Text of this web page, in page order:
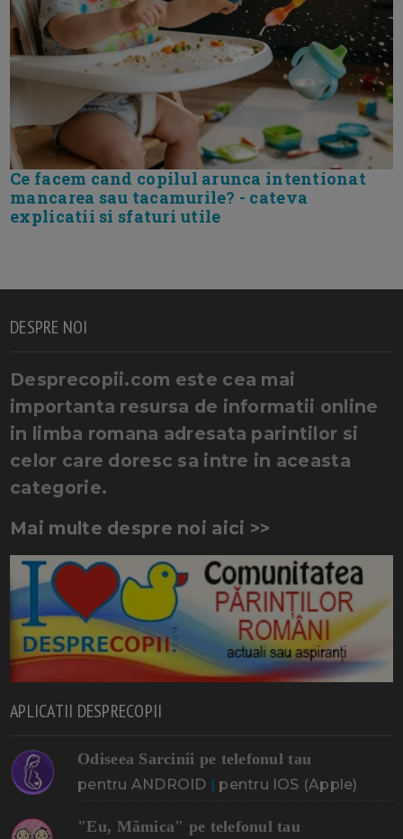
Ce facem cand copilul arunca intentionat
mancarea sau tacamurile? - cateva
explicatii si sfaturi utile
DESPRE NOI
Desprecopii.com este cea mai
importanta resursa de informatii online
in limba romana adresata parintilor si
celor care doresc sa intre in aceasta
categorie.
Mai multe despre noi aici >>
APLICATII DESPRECOPII
Odiseea Sarcinii pe telefonul tau
pentru ANDROID pentru IOS (Apple)
"Eu, Mămica" pe telefonul tau